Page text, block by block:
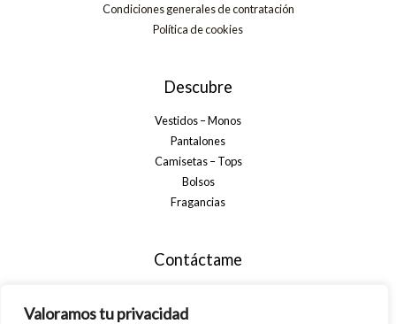
Valoramos tu privacidad
Condiciones generales de contratación
Política de cookies
Descubre
Vestidos – Monos
Pantalones
Camisetas – Tops
Bolsos
Fragancias
Contáctame
info@alsanamoda.com